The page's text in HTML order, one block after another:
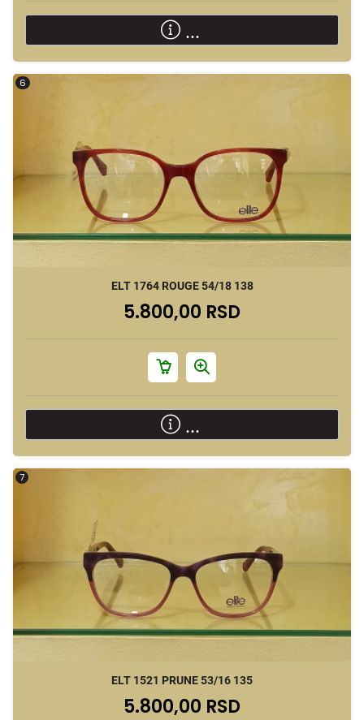
...
6
ELT 1764 ROUGE 54/18 138
5.800,00 RSD
...
7
ELT 1521 PRUNE 53/16 135
5.800,00 RSD